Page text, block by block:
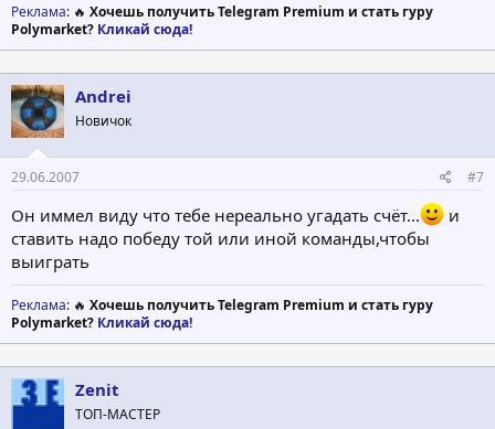
Реклама: 🔥 Хочешь получить Telegram Premium и стать гуру
Polymarket? Кликай сюда!
Andrei
Новичок
29.06.2007 #7
Он иммел виду что тебе нереально угадать счёт...
и
ставить надо победу той или иной команды,чтобы
выиграть
Реклама: 🔥 Хочешь получить Telegram Premium и стать гуру
Polymarket? Кликай сюда!
Zenit
ТОП-МАСТЕР